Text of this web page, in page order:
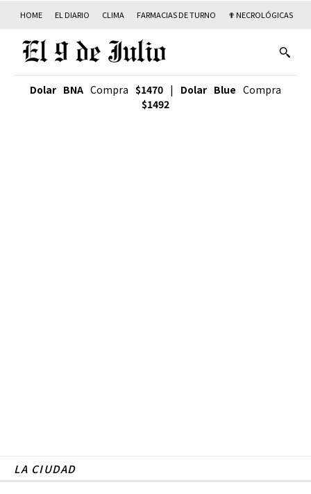
HOME EL DIARIO CLIMA FARMACIAS DE TURNO ✟ NECROLÓGICAS
Dolar BNA Compra $1470 | Dolar Blue Compra
$1492
LA CIUDAD